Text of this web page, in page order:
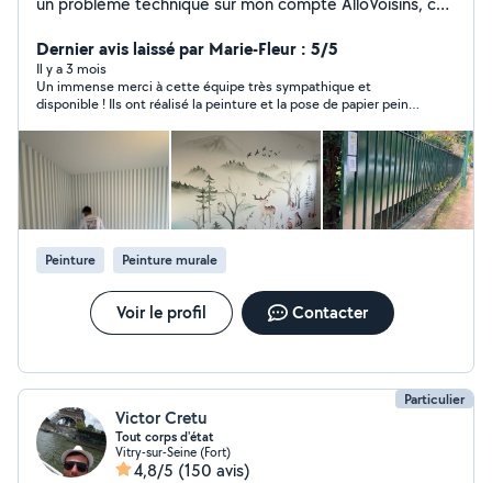
votre demande est urgente, vous pouvez cliquer
directement sur le bouton « Appeler » de mon profil afin
de me joindre rapidement. Merci de votre
compréhension et à très bientôt. Hassan
Dernier avis laissé par Marie-Fleur : 5/5
Il y a 3 mois
Un immense merci à cette équipe très sympathique et
disponible ! Ils ont réalisé la peinture et la pose de papier peint
rendu très propre. Je les recommande les yeux fermés pour
leur sérieux et leur sympathie.
Peinture Peinture murale
Voir le profil Contacter
Particulier
Victor Cretu
Tout corps d'état
Vitry-sur-Seine (Fort)
4,8/5 (150 avis)